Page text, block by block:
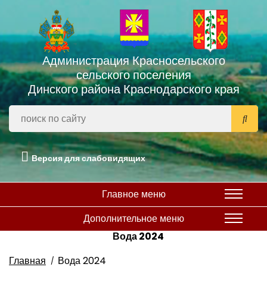
Администрация Красносельского
сельского поселения
Динского района Краснодарского края
Версия для слабовидящих
Главное меню
Дополнительное меню
Вода 2024
Главная
Вода 2024